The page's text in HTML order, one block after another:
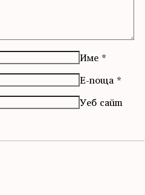
Име *
Е-поща *
Уеб сайт